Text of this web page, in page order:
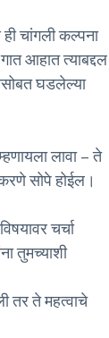
चांगली कल्पना
आहात त्याबद्दल
घडलेल्या
लावा – ते
सोपे होईल।
चर्चा
तुमच्याशी
तर ते महत्वाचे